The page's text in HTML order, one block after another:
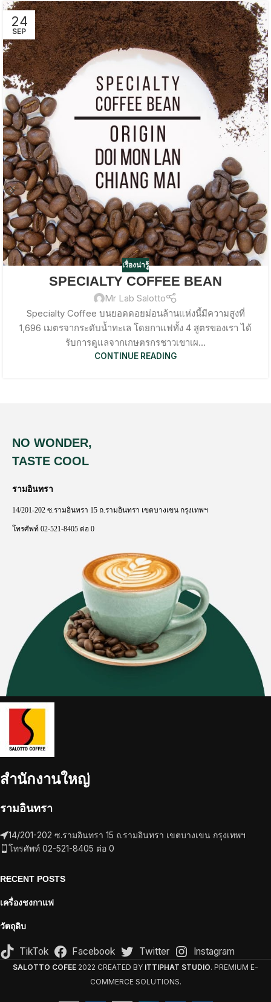
24
SEP
เรื่องน่ารู้
SPECIALTY COFFEE BEAN
Mr Lab Salotto
Specialty Coffee บนยอดดอยม่อนล้านแห่งนี้มีความสูงที่
1,696 เมตรจากระดับน้ำทะเล โดยกาแฟทั้ง 4 สูตรของเรา ได้
รับการดูแลจากเกษตรกรชาวเขาเผ...
CONTINUE READING
NO WONDER,
TASTE COOL
รามอินทรา
14/201-202 ซ.รามอินทรา 15 ถ.รามอินทรา เขตบางเขน กรุงเทพฯ
โทรศัพท์ 02-521-8405 ต่อ 0
สำนักงานใหญ่
รามอินทรา
14/201-202 ซ.รามอินทรา 15 ถ.รามอินทรา เขตบางเขน กรุงเทพฯ
โทรศัพท์ 02-521-8405 ต่อ 0
RECENT POSTS
เครื่องชงกาแฟ
วัตถุดิบ
TikTok Facebook Twitter Instagram
SALOTTO COFEE 2022 CREATED BY ITTIPHAT STUDIO. PREMIUM E-
COMMERCE SOLUTIONS.